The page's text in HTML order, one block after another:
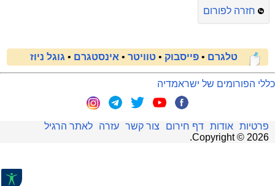
חזרה לפורום
טלגרם • פייסבוק • טוויטר • אינסטגרם • גוגל ניוז
כללי הפורומים של ישראמדיה
פרטיות אודות דף חירום צור קשר עזרה
לאתר הרגיל
Copyright © 2026
.